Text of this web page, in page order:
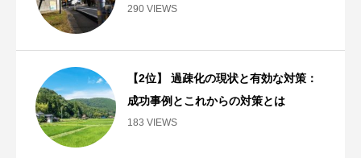
290 VIEWS
【2位】 過疎化の現状と有効な対策：
成功事例とこれからの対策とは
183 VIEWS